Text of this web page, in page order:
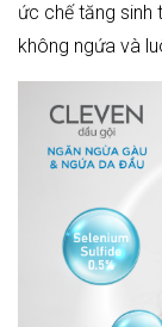
ức chế tăng sinh
không ngứa và